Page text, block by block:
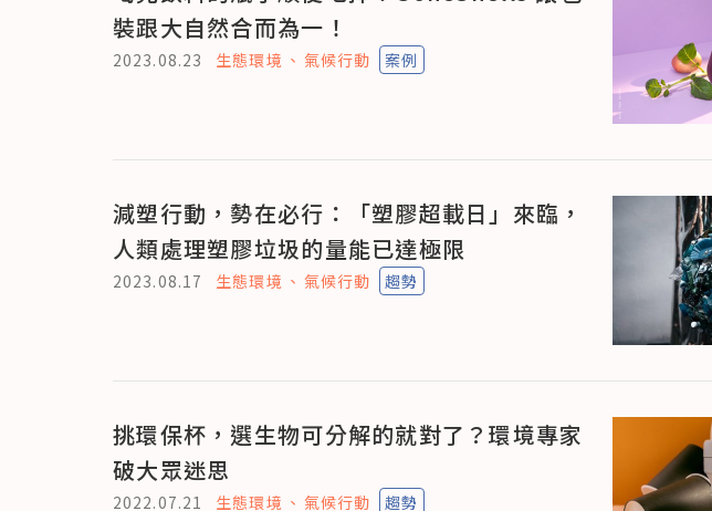
裝跟大自然合而為一！
2023.08.23 生態環境 氣候行動 案例
減塑行動，勢在必行：「塑膠超載日」來臨，
人類處理塑膠垃圾的量能已達極限
2023.08.17 生態環境 氣候行動 趨勢
挑環保杯，選生物可分解的就對了？環境專家
破大眾迷思
2022.07.21 生態環境 氣候行動 趨勢